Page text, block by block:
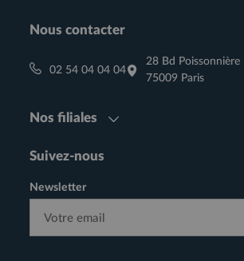
Nous contacter
02 54 04 04 04
28 Bd Poissonnière
75009 Paris
Nos filiales
Suivez-nous
Newsletter